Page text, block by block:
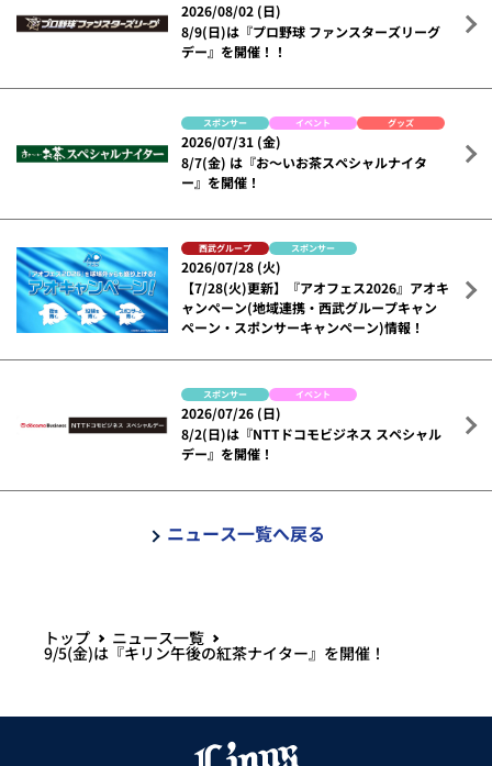
2026/08/02 (日)
8/9(日)は『プロ野球 ファンスターズリーグ
デー』を開催！！
スポンサー イベント グッズ
2026/07/31 (金)
8/7(金) は『お～いお茶スペシャルナイタ
ー』を開催！
西武グループ スポンサー
2026/07/28 (火)
【7/28(火)更新】『アオフェス2026』アオキ
ャンペーン(地域連携・西武グループキャン
ペーン・スポンサーキャンペーン)情報！
スポンサー イベント
2026/07/26 (日)
8/2(日)は『NTTドコモビジネス スペシャル
デー』を開催！
ニュース一覧へ戻る
トップ ニュース一覧
9/5(金)は『キリン午後の紅茶ナイター』を開催！